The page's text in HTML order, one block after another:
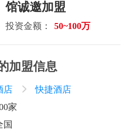
馆诚邀加盟
投资金额： 50~100万
加盟信息
店  快捷酒店
家
国